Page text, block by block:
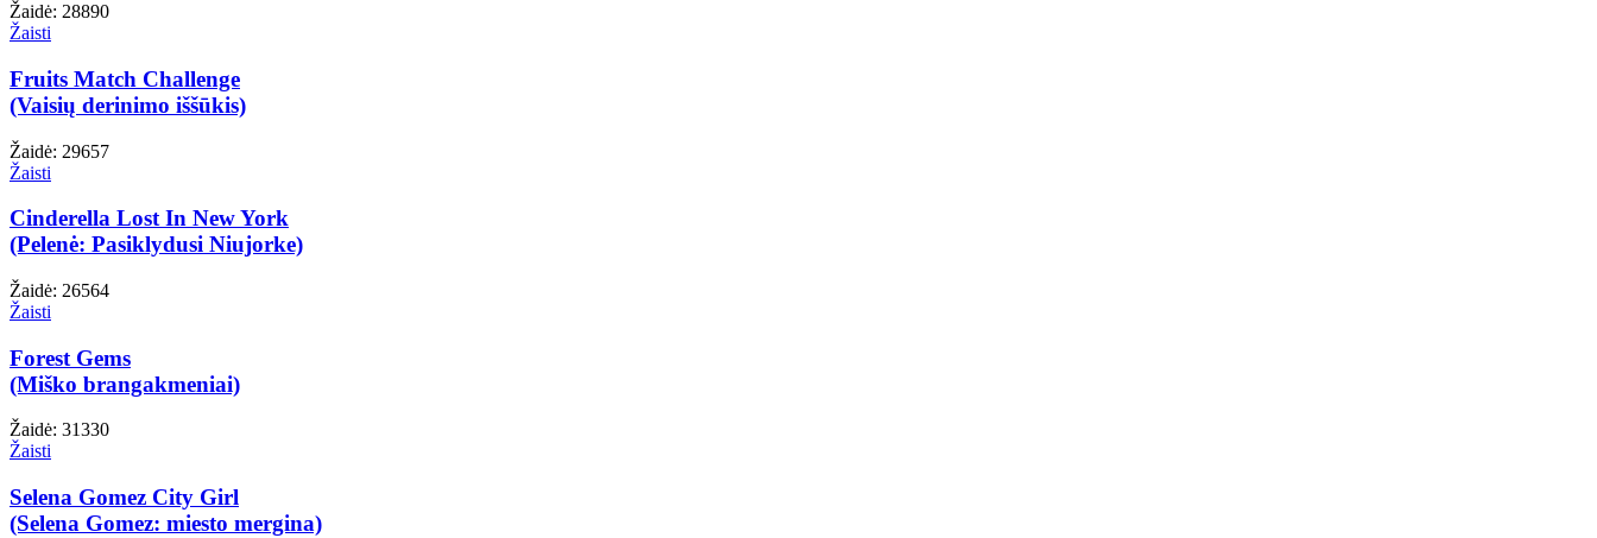
Žaidė: 28890
Žaisti
Fruits Match Challenge
(Vaisių derinimo iššūkis)
Žaidė: 29657
Žaisti
Cinderella Lost In New York
(Pelenė: Pasiklydusi Niujorke)
Žaidė: 26564
Žaisti
Forest Gems
(Miško brangakmeniai)
Žaidė: 31330
Žaisti
Selena Gomez City Girl
(Selena Gomez: miesto mergina)